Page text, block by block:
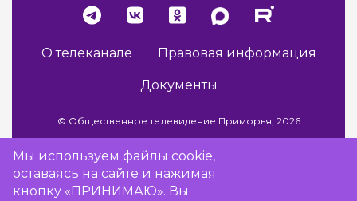
О телеканале Правовая информация
Документы
© Общественное телевидение Приморья, 2026
Разработка сайта -Vladweb
Мы используем файлы cookie,
оставаясь на сайте и нажимая
кнопку «ПРИНИМАЮ». Вы